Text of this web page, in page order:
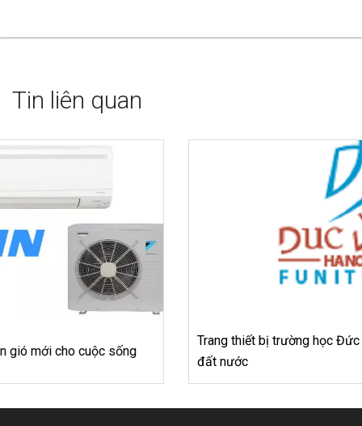
Tin liên quan
Trang thiết bị trường học Đức Việt, chắp cánh tương lai
đất nước